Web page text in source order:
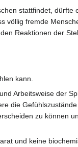
stattfindet,
fremde
Reaktionen der
kann.
Arbeitsweise der
die
zu können
und keine